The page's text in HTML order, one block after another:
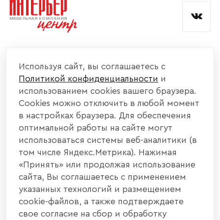
КАТАЛОГ МЕБЕЛИ
ИНФОРМАЦИЯ
НАШИ КОНТАКТЫ
+7 800 700 20 58
440004, г. Пенза, ул. Рябова, д. 31
Используя сайт, вы соглашаетесь с
Политикой конфиденциальности и
использованием cookies вашего браузера.
Cookies можно отключить в любой момент
в настройках браузера. Для обеспечения
оптимальной работы на сайте могут
использоваться системы веб-аналитики (в
том числе Яндекс.Метрика). Нажимая
«Принять» или продолжая использование
сайта, Вы соглашаетесь с применением
указанных технологий и размещением
cookie-файлов, а также подтверждаете
свое согласие на сбор и обработку